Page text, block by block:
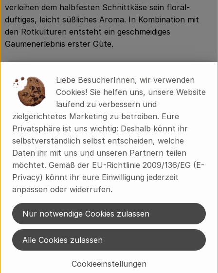
verleihen dem halbfesten Schnittkäse sein floral-
duftiges, leicht süßliches Aroma. In Kombination mit
den Rotkulturen entsteht ein geschmeidiges
Gaumenerlebnis erster Güte.
Produktinformationen
Herkunft
Hersteller: ÖMA
Deutschland
ÖMA Beer GmbH
Ökologische Molkereien Allgäu
D 88161 Lindenberg im Allgäu
Liebe BesucherInnen, wir verwenden
Cookies! Sie helfen uns, unsere Website
laufend zu verbessern und
zielgerichtetes Marketing zu betreiben. Eure
Privatsphäre ist uns wichtig: Deshalb könnt ihr
selbstverständlich selbst entscheiden, welche
Daten ihr mit uns und unseren Partnern teilen
möchtet. Gemäß der EU-Richtlinie 2009/136/EG (E-
Privacy) könnt ihr eure Einwilligung jederzeit
anpassen oder widerrufen.
Cookieeinstellungen
Nur notwendige Cookies zulassen
Alle Cookies zulassen